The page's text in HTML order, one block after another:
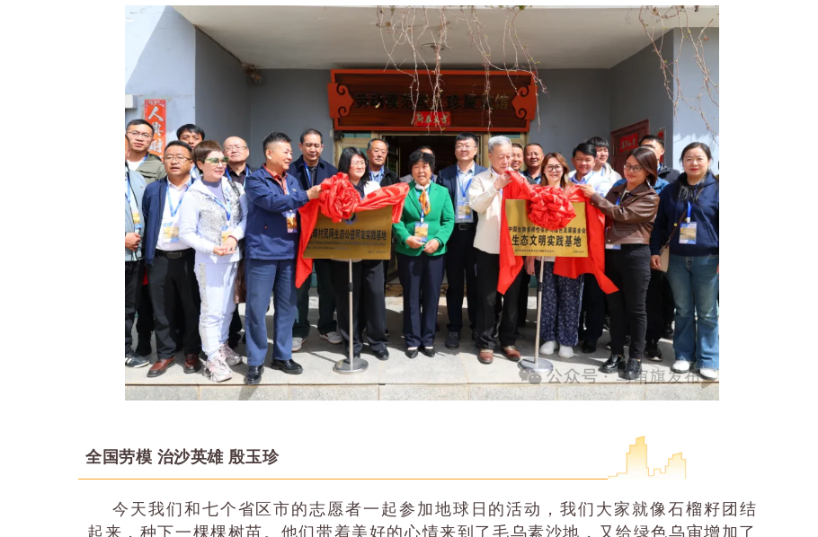
全国劳模 治沙英雄 殷玉珍
今天我们和七个省区市的志愿者一起参加地球日的活动，我们大家就像石榴籽团结
起来，种下一棵棵树苗。他们带着美好的心情来到了毛乌素沙地，又给绿色乌审增加了